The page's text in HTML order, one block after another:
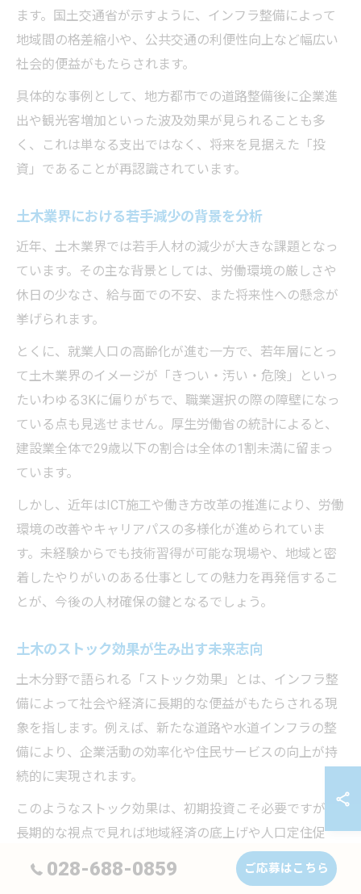
ます。国土交通省が示すように、インフラ整備によって
地域間の格差縮小や、公共交通の利便性向上など幅広い
社会的便益がもたらされます。
具体的な事例として、地方都市での道路整備後に企業進
出や観光客増加といった波及効果が見られることも多
く、これは単なる支出ではなく、将来を見据えた「投
資」であることが再認識されています。
土木業界における若手減少の背景を分析
近年、土木業界では若手人材の減少が大きな課題となっ
ています。その主な背景としては、労働環境の厳しさや
休日の少なさ、給与面での不安、また将来性への懸念が
挙げられます。
とくに、就業人口の高齢化が進む一方で、若年層にとっ
て土木業界のイメージが「きつい・汚い・危険」といっ
たいわゆる3Kに偏りがちで、職業選択の際の障壁になっ
ている点も見逃せません。厚生労働省の統計によると、
建設業全体で29歳以下の割合は全体の1割未満に留まっ
ています。
しかし、近年はICT施工や働き方改革の推進により、労働
環境の改善やキャリアパスの多様化が進められていま
す。未経験からでも技術習得が可能な現場や、地域と密
着したやりがいのある仕事としての魅力を再発信するこ
とが、今後の人材確保の鍵となるでしょう。
土木のストック効果が生み出す未来志向
土木分野で語られる「ストック効果」とは、インフラ整
備によって社会や経済に長期的な便益がもたらされる現
象を指します。例えば、新たな道路や水道インフラの整
備により、企業活動の効率化や住民サービスの向上が持
続的に実現されます。
このようなストック効果は、初期投資こそ必要ですが、
長期的な視点で見れば地域経済の底上げや人口定住促
進、さらには災害対応力の強化など、未来志向の社会づ
くりに不可欠な役割を担っています。国土交通省の資料
028-688-0859 ご応募はこちら